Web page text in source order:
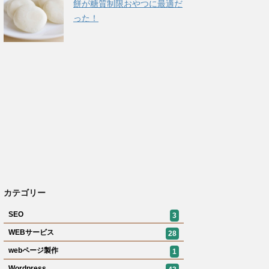
餅が糖質制限おやつに最適だ
った！
カテゴリー
SEO
3
WEBサービス
28
webページ製作
1